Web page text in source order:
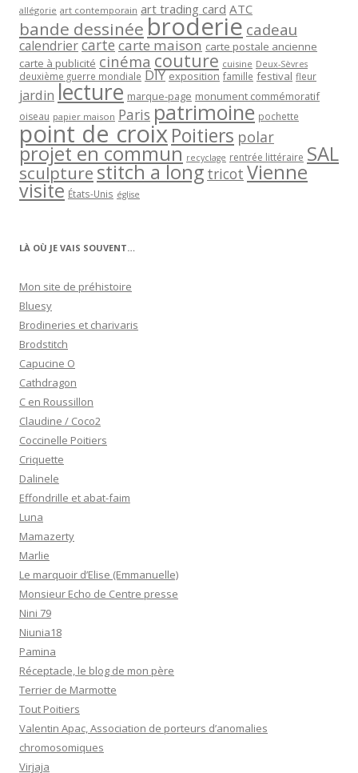
allégorie art contemporain art trading card ATC
bande dessinée broderie cadeau
calendriercartecarte maison carte postale ancienne
carte à publicité cinéma couture cuisine Deux-Sèvres
deuxième guerre mondiale DIY exposition famille festival fleur
jardin lecture marque-page monument commémoratif
oiseau papier maison Paris patrimoine pochette
point de croixPoitiers polar
projet en commun recyclage rentrée littéraire SAL
sculpturestitch a long tricot Vienne
visite États-Unis église
LÀ OÙ JE VAIS SOUVENT…
Mon site de préhistoire
Bluesy
Brodineries et charivaris
Brodstitch
Capucine O
Cathdragon
C en Roussillon
Claudine / Coco2
Coccinelle Poitiers
Criquette
Dalinele
Effondrille et abat-faim
Luna
Mamazerty
Marlie
Le marquoir d’Elise (Emmanuelle)
Monsieur Echo de Centre presse
Nini 79
Niunia18
Pamina
Réceptacle, le blog de mon père
Terrier de Marmotte
Tout Poitiers
Valentin Apac, Association de porteurs d’anomalies
chromosomiques
Virjaja